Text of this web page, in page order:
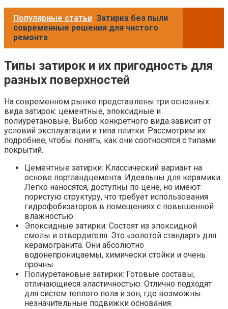
Популярные статьи Затирка без пыли
современные решения для чистого
ремонта
Типы затирок и их пригодность для
разных поверхностей
На современном рынке представлены три основных
вида затирок: цементные, эпоксидные и
полиуретановые. Выбор конкретного вида зависит от
условий эксплуатации и типа плитки. Рассмотрим их
подробнее, чтобы понять, как они соотносятся с типами
покрытий.
Цементные затирки: Классический вариант на
основе портландцемента. Идеальны для керамики.
Легко наносятся, доступны по цене, но имеют
пористую структуру, что требует использования
гидрофобизаторов в помещениях с повышенной
влажностью.
Эпоксидные затирки: Состоят из эпоксидной
смолы и отвердителя. Это «золотой стандарт» для
керамогранита. Они абсолютно
водонепроницаемы, химически стойки и очень
прочны.
Полиуретановые затирки: Готовые составы,
отличающиеся эластичностью. Отлично подходят
для систем теплого пола и зон, где возможны
незначительные подвижки основания.